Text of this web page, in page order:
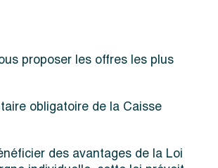
proposer les offres les plus
obligatoire de la Caisse
des avantages de la Loi